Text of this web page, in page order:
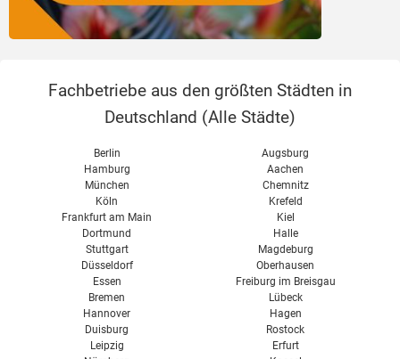
Fachbetriebe aus den größten Städten in
Deutschland (Alle Städte)
Berlin
Hamburg
München
Köln
Frankfurt am Main
Dortmund
Stuttgart
Düsseldorf
Essen
Bremen
Hannover
Duisburg
Leipzig
Augsburg
Aachen
Chemnitz
Krefeld
Kiel
Halle
Magdeburg
Oberhausen
Freiburg im Breisgau
Lübeck
Hagen
Rostock
Erfurt